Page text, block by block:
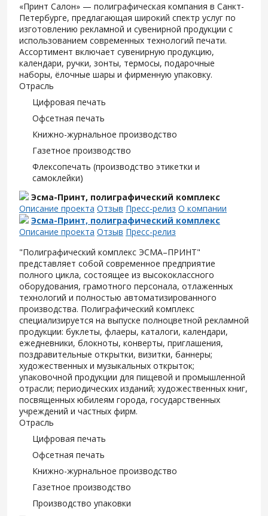
«Принт Салон» — полиграфическая компания в Санкт-
Петербурге, предлагающая широкий спектр услуг по
изготовлению рекламной и сувенирной продукции с
использованием современных технологий печати.
Ассортимент включает сувенирную продукцию,
календари, ручки, зонты, термосы, подарочные
наборы, ёлочные шары и фирменную упаковку.
Отрасль
Цифровая печать
Офсетная печать
Книжно-журнальное производство
Газетное производство
Флексопечать (производство этикетки и
самоклейки)
Эсма-Принт, полиграфический комплекс
Описание проекта Отзыв Пресс-релиз О компании
Эсма-Принт, полиграфический комплекс
Описание проекта Отзыв Пресс-релиз
"Полиграфический комплекс ЭСМА–ПРИНТ"
представляет собой современное предприятие
полного цикла, состоящее из высококлассного
оборудования, грамотного персонала, отлаженных
технологий и полностью автоматизированного
производства. Полиграфический комплекс
специализируется на выпуске полноцветной рекламной
продукции: буклеты, флаеры, каталоги, календари,
ежедневники, блокноты, конверты, приглашения,
поздравительные открытки, визитки, баннеры;
художественных и музыкальных открыток;
упаковочной продукции для пищевой и промышленной
отрасли; периодических изданий; художественных книг,
посвященных юбилеям города, государственных
учреждений и частных фирм.
Отрасль
Цифровая печать
Офсетная печать
Книжно-журнальное производство
Газетное производство
Производство упаковки